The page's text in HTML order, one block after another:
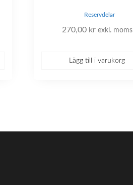
Reservdelar
270,00 kr exkl. moms
Lägg till i varukorg